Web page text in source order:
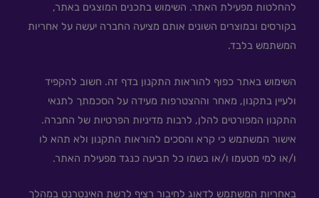
להחלטות מפעילת האתר. השימוש בתכנים המוצגים באתר,
בקורסים ובמוצרים השונים אותם מציעה החברה יעשה על אחריות
המשתמש בלבד.
השימוש באתר כפוף להוראות התקנון בדף זה. חשוב להקפיד
ולעיין בתקנון, מאחר וההצטרפות מעידה על הסכמתך לתנאי
התקנון המפורטים להלן, לרבות מדיניות הפרטיות של החברה.
אישור המשתמש כי קרא והסכים להוראות התקנון ולא תהא לו
ו/או למי מטעמו ו/או בשמו כל תביעה כנגד מפעילת האתר.
באחריות המשתמש לדאוג לחיבור רציף לרשת האינטרנט במהלך